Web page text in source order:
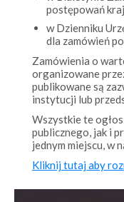
w Dzienniku
dla zamówień
Zamówienia o
organizowane
publikowane są
instytucji lub
Wszystkie te
publicznego, jak i
jednym miejscu, w
Kliknij tutaj aby